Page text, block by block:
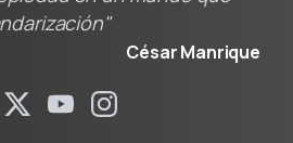
César Manrique